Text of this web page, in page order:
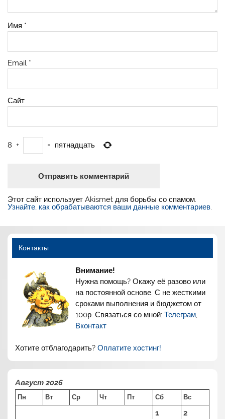
Имя *
Email *
Сайт
8 + = пятнадцать
Этот сайт использует Akismet для борьбы со спамом.
Узнайте, как обрабатываются ваши данные комментариев.
Контакты
Внимание!
Нужна помощь? Окажу её разово или
на постоянной основе. С не жесткими
сроками выполнения и бюджетом от
100р. Связаться со мной:Телеграм,
Вконтакт
Хотите отблагодарить?Оплатите хостинг!
Август 2026
Пн Вт Ср Чт Пт Сб Вс
1
2